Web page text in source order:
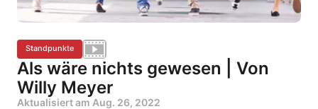
Standpunkte
Als wäre nichts gewesen | Von
Willy Meyer
Aktualisiert am Aug. 26, 2022